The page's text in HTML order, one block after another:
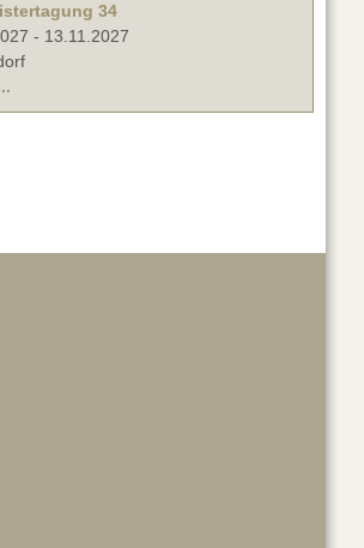
34
- 13.11.2027